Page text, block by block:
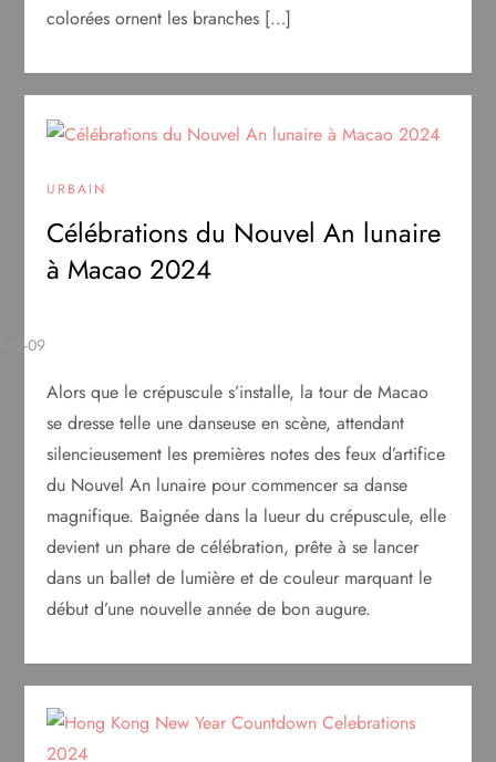
colorées ornent les branches […]
URBAIN
Célébrations du Nouvel An lunaire
à Macao 2024
Alors que le crépuscule s’installe, la tour de Macao
se dresse telle une danseuse en scène, attendant
silencieusement les premières notes des feux d’artifice
du Nouvel An lunaire pour commencer sa danse
magnifique. Baignée dans la lueur du crépuscule, elle
devient un phare de célébration, prête à se lancer
dans un ballet de lumière et de couleur marquant le
début d’une nouvelle année de bon augure.